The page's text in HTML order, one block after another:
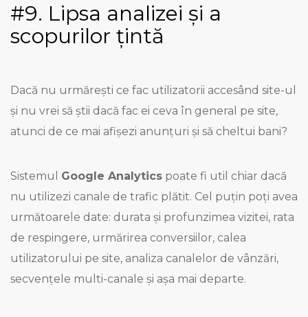
#9. Lipsa analizei și a
scopurilor țintă
Dacă nu urmărești ce fac utilizatorii accesând site-ul
și nu vrei să știi dacă fac ei ceva în general pe site,
atunci de ce mai afișezi anunțuri și să cheltui bani?
Sistemul Google Analytics poate fi util chiar dacă
nu utilizezi canale de trafic plătit. Cel puțin poți avea
următoarele date: durata și profunzimea vizitei, rata
de respingere, urmărirea conversiilor, calea
utilizatorului pe site, analiza canalelor de vânzări,
secvențele multi-canale și așa mai departe.